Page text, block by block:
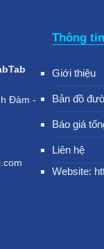
Đàm -
Thông tin
Giới thiệu
Bản đồ
Báo giá
Liên hệ
Website: